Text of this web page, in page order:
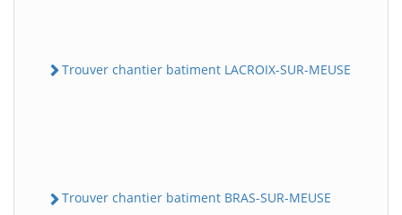
Trouver chantier batiment LACROIX-SUR-MEUSE
Trouver chantier batiment BRAS-SUR-MEUSE